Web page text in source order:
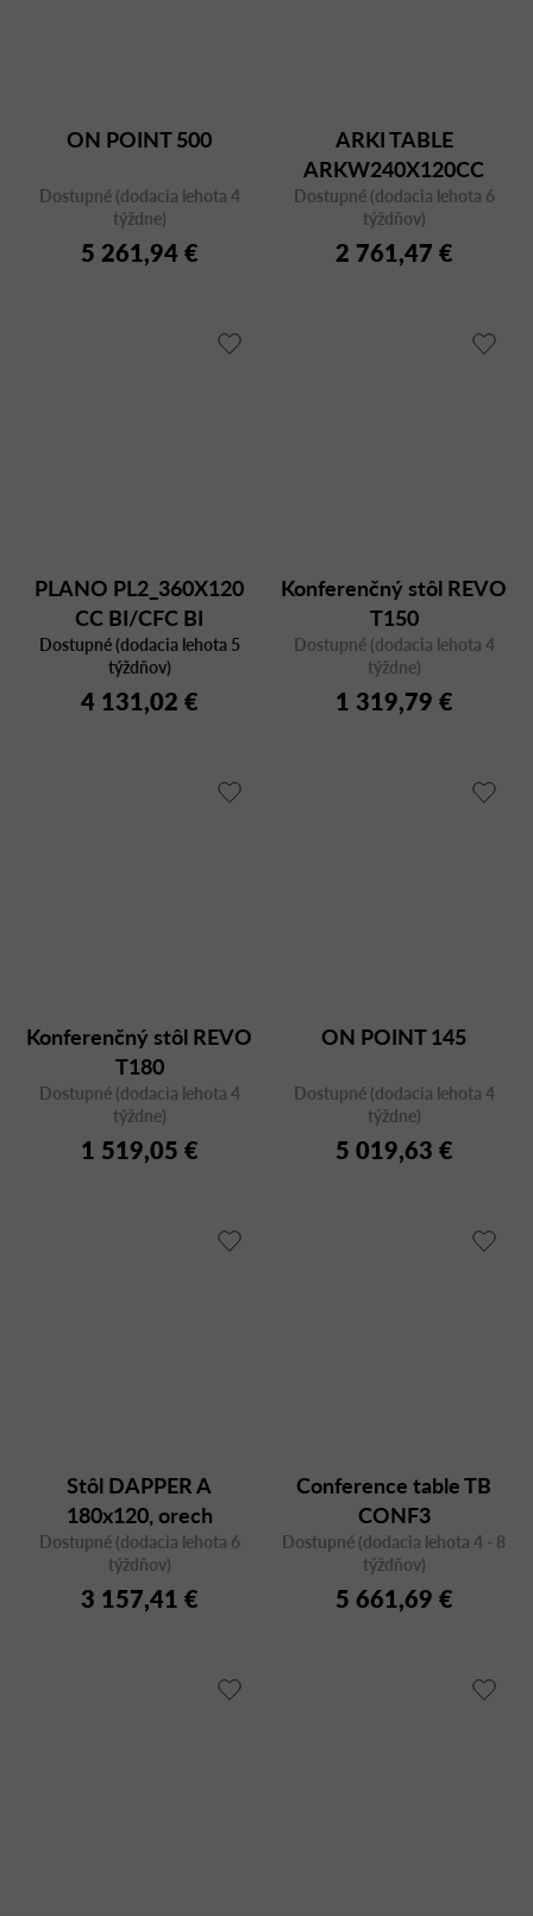
ON POINT 500
Dostupné (dodacia lehota 4
týždne)
5 261,94 €
ARKI TABLE
ARKW240X120CC
Dostupné (dodacia lehota 6
týždňov)
2 761,47 €
PLANO PL2_360X120
CC BI/CFC BI
Dostupné (dodacia lehota 5
týždňov)
4 131,02 €
Konferenčný stôl REVO
T150
Dostupné (dodacia lehota 4
týždne)
1 319,79 €
Konferenčný stôl REVO
T180
Dostupné (dodacia lehota 4
týždne)
1 519,05 €
ON POINT 145
Dostupné (dodacia lehota 4
týždne)
5 019,63 €
Stôl DAPPER A
180x120, orech
Dostupné (dodacia lehota 6
týždňov)
3 157,41 €
Conference table TB
CONF3
Dostupné (dodacia lehota 4 - 8
týždňov)
5 661,69 €